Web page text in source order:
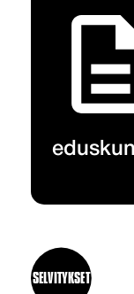
SELVITYKSET